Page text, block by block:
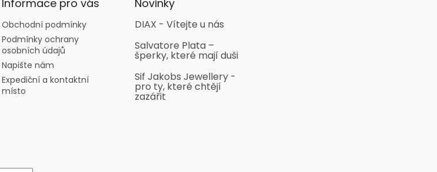
Informace pro vás
Obchodní podmínky
Podmínky ochrany
osobních údajů
Napište nám
Expediční a kontaktní
místo
Novinky
DIAX - Vítejte u nás
Salvatore Plata –
šperky, které mají duši
Sif Jakobs Jewellery -
pro ty, které chtějí
zazářit